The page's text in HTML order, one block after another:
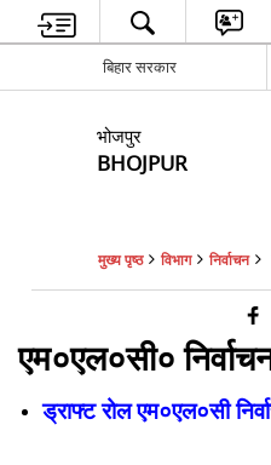
बिहार सरकार
भोजपुर
BHOJPUR
मुख्य पृष्ठ विभाग निर्वाचन
एम०एल०सी०
ड्राफ्ट रोल एम०एल०सी